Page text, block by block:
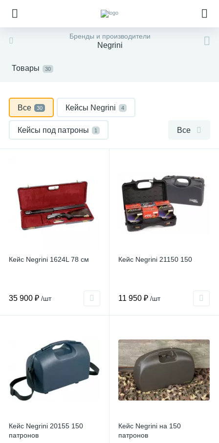
Бренды и производители
Negrini
Товары 30
Все 30 Кейсы Negrini 4
Кейсы под патроны 1 Все
Кейс Negrini 1624L 78 см
35 900 ₽ /шт
Кейс Negrini 21150 150
11 950 ₽ /шт
Кейс Negrini 20155 150
патронов
Кейс Negrini на 150
патронов